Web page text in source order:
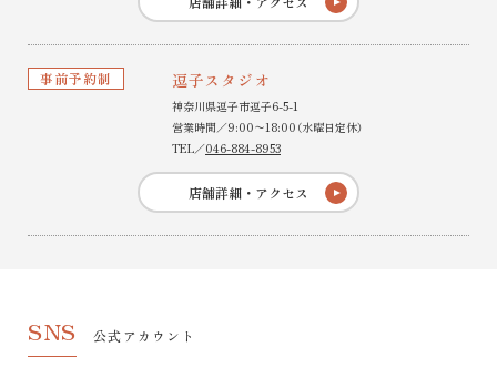
事前予約制 逗子スタジオ
神奈川県逗子市逗子6-5-1
営業時間／9:00〜18:00（水曜日定休）
TEL／046-884-8953
店舗詳細・アクセス
SNS 公式アカウント